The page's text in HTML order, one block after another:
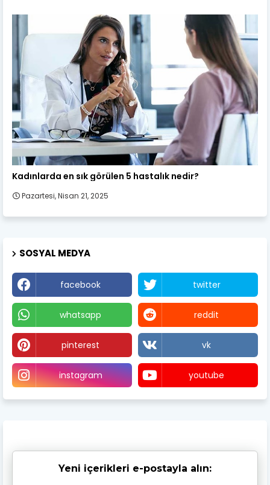
Kadın Sağlığı
Kadınlarda en sık görülen 5 hastalık nedir?
Pazartesi, Nisan 21, 2025
SOSYAL MEDYA
facebook twitter
whatsapp reddit
pinterest vk
instagram youtube
Yeni içerikleri e-postayla alın: